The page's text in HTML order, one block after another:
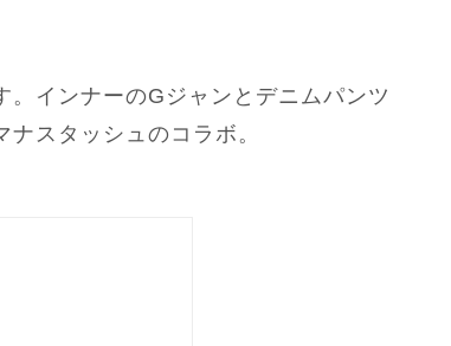
インナーのGジャンとデニムパンツ
スタッシュのコラボ。